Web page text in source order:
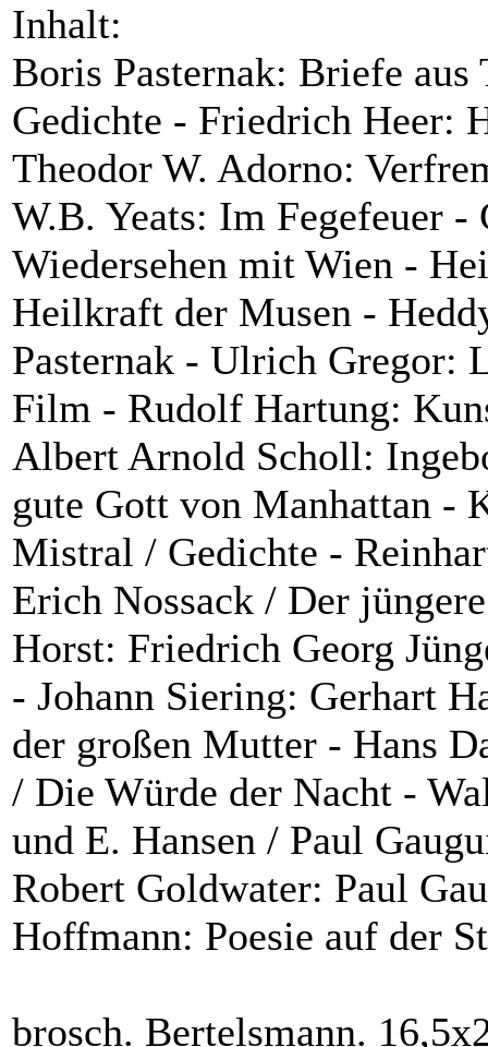
Inhalt:
Boris Pasternak: Briefe
Gedichte - Friedrich Heer:
Theodor W. Adorno:
W.B. Yeats: Im Fegefeuer
Wiedersehen mit Wien -
Heilkraft der Musen -
Pasternak - Ulrich Gregor:
Film - Rudolf Hartung:
Albert Arnold Scholl:
gute Gott von Manhattan -
Mistral / Gedichte -
Erich Nossack / Der
Horst: Friedrich Georg
- Johann Siering: Gerhart
der großen Mutter - Hans
/ Die Würde der Nacht -
und E. Hansen / Paul
Robert Goldwater: Paul
Hoffmann: Poesie auf der
brosch. Bertelsmann.